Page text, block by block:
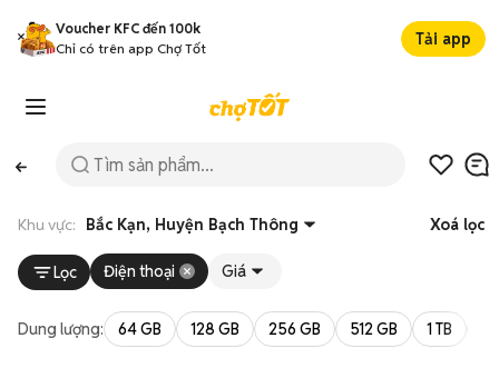
Voucher KFC đến 100k
Chỉ có trên app Chợ Tốt
Tải app
Khu vực: Bắc Kạn, Huyện Bạch Thông Xoá lọc
Lọc Điện thoại Giá
Dung lượng: 64 GB 128 GB 256 GB 512 GB 1 TB